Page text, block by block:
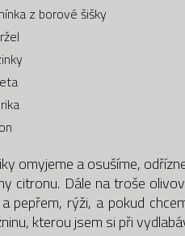
z borové šišky
omyjeme a osušíme,
citronu. Dále na troše
pepřem, rýži, a pokud
kterou jsem si při